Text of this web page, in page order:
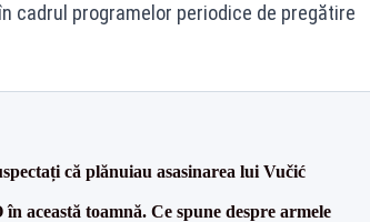
cadrul programelor periodice de pregătire
că plănuiau asasinarea lui Vučić
această toamnă. Ce spune despre armele